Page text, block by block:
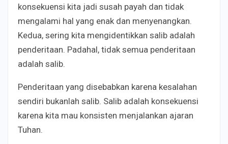
konsekuensi kita jadi susah payah dan tidak
mengalami hal yang enak dan menyenangkan.
Kedua, sering kita mengidentikkan salib adalah
penderitaan. Padahal, tidak semua penderitaan
adalah salib.
Penderitaan yang disebabkan karena kesalahan
sendiri bukanlah salib. Salib adalah konsekuensi
karena kita mau konsisten menjalankan ajaran
Tuhan.